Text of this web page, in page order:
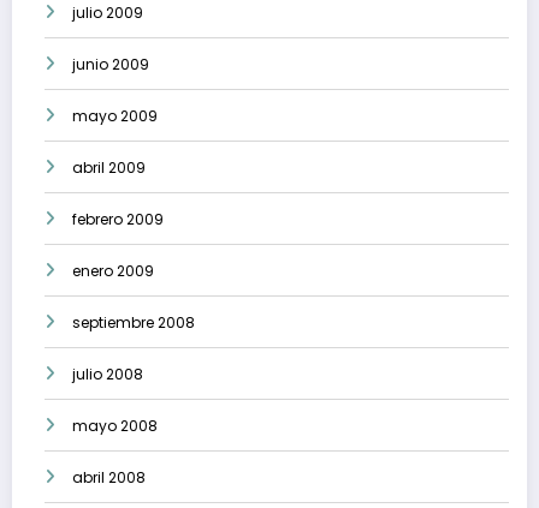
julio 2009
junio 2009
mayo 2009
abril 2009
febrero 2009
enero 2009
septiembre 2008
julio 2008
mayo 2008
abril 2008